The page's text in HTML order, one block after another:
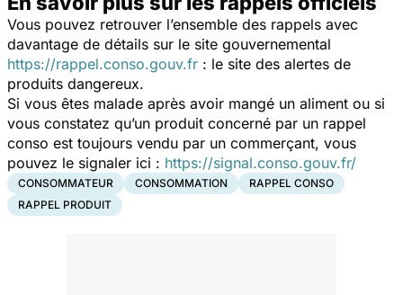
Vous pouvez retrouver l’ensemble des rappels avec
davantage de détails sur le site gouvernemental
https://rappel.conso.gouv.fr : le site des alertes de
produits dangereux.
Si vous êtes malade après avoir mangé un aliment ou si
vous constatez qu’un produit concerné par un rappel
conso est toujours vendu par un commerçant, vous
pouvez le signaler ici : https://signal.conso.gouv.fr/
CONSOMMATEUR CONSOMMATION
RAPPEL CONSO
RAPPEL PRODUIT